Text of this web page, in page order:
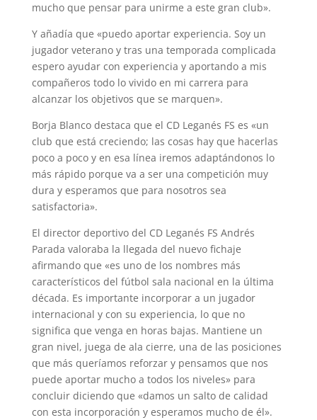
mucho que pensar para unirme a este gran club».
Y añadía que «puedo aportar experiencia. Soy un
jugador veterano y tras una temporada complicada
espero ayudar con experiencia y aportando a mis
compañeros todo lo vivido en mi carrera para
alcanzar los objetivos que se marquen».
Borja Blanco destaca que el CD Leganés FS es «un
club que está creciendo; las cosas hay que hacerlas
poco a poco y en esa línea iremos adaptándonos lo
más rápido porque va a ser una competición muy
dura y esperamos que para nosotros sea
satisfactoria».
El director deportivo del CD Leganés FS Andrés
Parada valoraba la llegada del nuevo fichaje
afirmando que «es uno de los nombres más
característicos del fútbol sala nacional en la última
década. Es importante incorporar a un jugador
internacional y con su experiencia, lo que no
significa que venga en horas bajas. Mantiene un
gran nivel, juega de ala cierre, una de las posiciones
que más queríamos reforzar y pensamos que nos
puede aportar mucho a todos los niveles» para
concluir diciendo que «damos un salto de calidad
con esta incorporación y esperamos mucho de él».